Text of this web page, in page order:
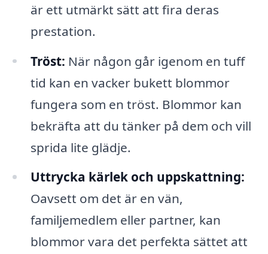
är ett utmärkt sätt att fira deras
prestation.
Tröst: När någon går igenom en tuff
tid kan en vacker bukett blommor
fungera som en tröst. Blommor kan
bekräfta att du tänker på dem och vill
sprida lite glädje.
Uttrycka kärlek och uppskattning:
Oavsett om det är en vän,
familjemedlem eller partner, kan
blommor vara det perfekta sättet att